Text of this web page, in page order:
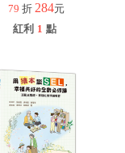
79 折 284元
紅利 1 點